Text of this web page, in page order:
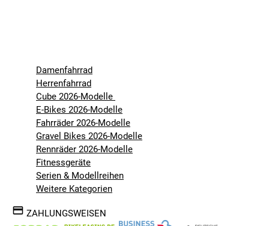
Damenfahrrad
Herrenfahrrad
Cube 2026-Modelle
E-Bikes 2026-Modelle
Fahrräder 2026-Modelle
Gravel Bikes 2026-Modelle
Rennräder 2026-Modelle
Fitnessgeräte
Serien & Modellreihen
Weitere Kategorien
ZAHLUNGSWEISEN